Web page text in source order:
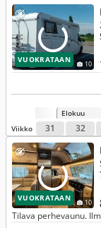
VUOKRATAAN 10
Elokuu
Viikko
31 32
VUOKRATAAN 10
Tilava perhevaunu.